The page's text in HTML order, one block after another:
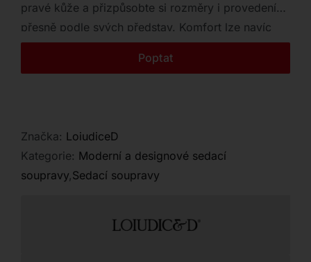
Outlet
Kontakt
pravé kůže a přizpůsobte si rozměry i provedení
přesně podle svých představ. Komfort lze navíc
umocnit volitelným elektrickým výsuvem na nohy.
Poptat
Značka: LoiudiceD
Kategorie: Moderní a designové sedací
soupravy,Sedací soupravy